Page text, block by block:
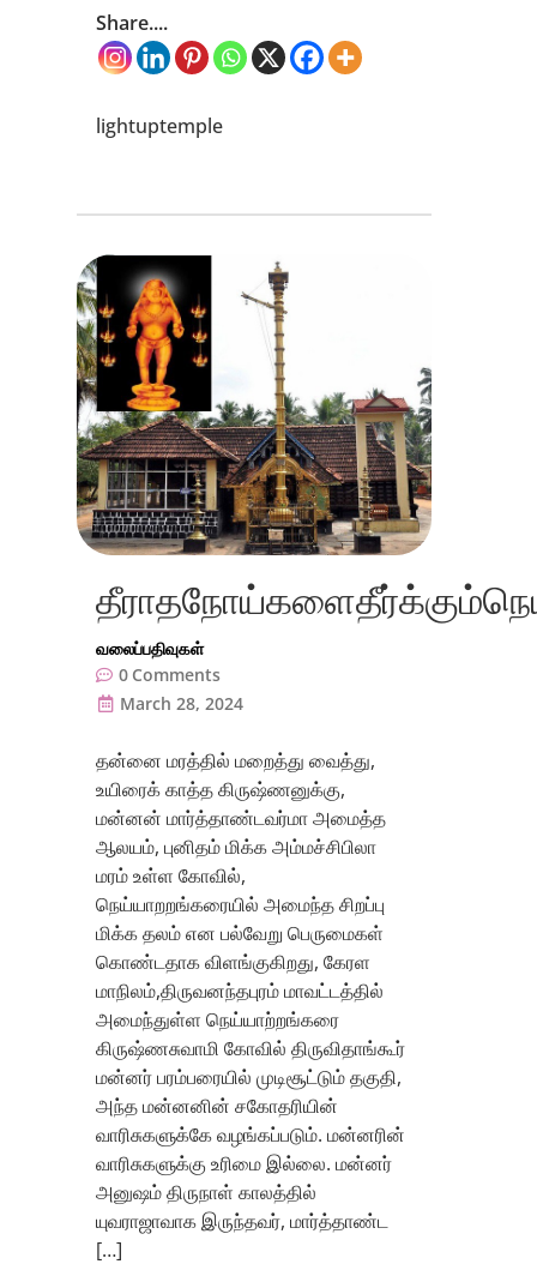
Share....
lightuptemple
வலைப்பதிவுகள்
0 Comments
March 28, 2024
தன்னை மரத்தில் மறைத்து வைத்து,
உயிரைக் காத்த கிருஷ்ணனுக்கு,
மன்னன் மார்த்தாண்டவர்மா அமைத்த
ஆலயம், புனிதம் மிக்க அம்மச்சிபிலா
மரம் உள்ள கோவில்,
நெய்யாறறங்கரையில் அமைந்த சிறப்பு
மிக்க தலம் என பல்வேறு பெருமைகள்
கொண்டதாக விளங்குகிறது, கேரள
மாநிலம்,திருவனந்தபுரம் மாவட்டத்தில்
அமைந்துள்ள நெய்யாற்றங்கரை
கிருஷ்ணசுவாமி கோவில் திருவிதாங்கூர்
மன்னர் பரம்பரையில் முடிசூட்டும் தகுதி,
அந்த மன்னனின் சகோதரியின்
வாரிசுகளுக்கே வழங்கப்படும். மன்னரின்
வாரிசுகளுக்கு உரிமை இல்லை. மன்னர்
அனுஷம் திருநாள் காலத்தில்
யுவராஜாவாக இருந்தவர், மார்த்தாண்ட
[…]